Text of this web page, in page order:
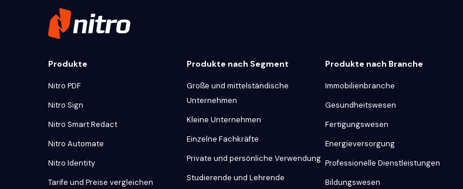
Produkte
Nitro PDF
Nitro Sign
Nitro Smart Redact
Nitro Automate
Nitro Identity
Tarife und Preise vergleichen
Produkte nach Segment
Große und mittelständische
Unternehmen
Kleine Unternehmen
Einzelne Fachkräfte
Private und persönliche Verwendung
Studierende und Lehrende
Produkte nach Branche
Immobilienbranche
Gesundheitswesen
Fertigungswesen
Energieversorgung
Professionelle Dienstleistungen
Bildungswesen